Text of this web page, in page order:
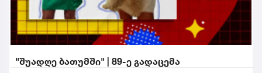
"შუადღე ბათუმში" | 89-ე გადაცემა